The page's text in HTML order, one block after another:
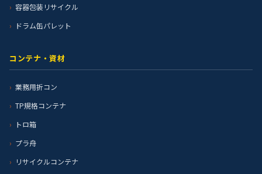
容器包装リサイクル
ドラム缶パレット
コンテナ・資材
業務用折コン
TP規格コンテナ
トロ箱
プラ舟
リサイクルコンテナ